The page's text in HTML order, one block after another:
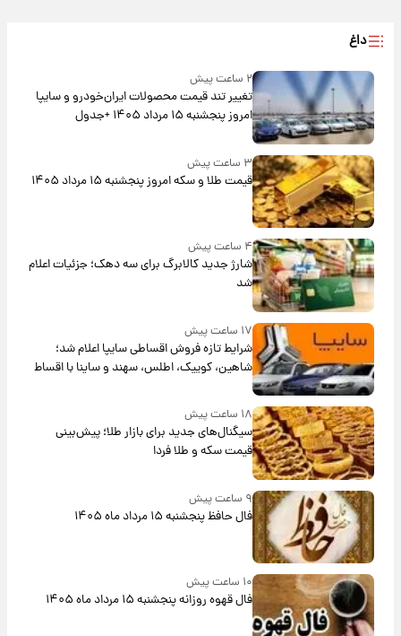
داغ
۲ ساعت پیش
تغییر تند قیمت محصولات ایران‌خودرو و سایپا
امروز پنجشنبه ۱۵ مرداد ۱۴۰۵ +جدول
۳ ساعت پیش
قیمت طلا و سکه امروز پنجشنبه ۱۵ مرداد ۱۴۰۵
۴ ساعت پیش
شارژ جدید کالابرگ برای سه دهک؛ جزئیات اعلام
شد
۱۷ ساعت پیش
شرایط تازه فروش اقساطی سایپا اعلام شد؛
شاهین، کوییک، اطلس، سهند و ساینا با اقساط
بلندمدت + جدول
۱۸ ساعت پیش
سیگنال‌های جدید برای بازار طلا؛ پیش‌بینی
قیمت سکه و طلا فردا
۹ ساعت پیش
فال حافظ پنجشنبه ۱۵ مرداد ماه ۱۴۰۵
۱۰ ساعت پیش
فال قهوه روزانه پنجشنبه ۱۵ مرداد ماه ۱۴۰۵